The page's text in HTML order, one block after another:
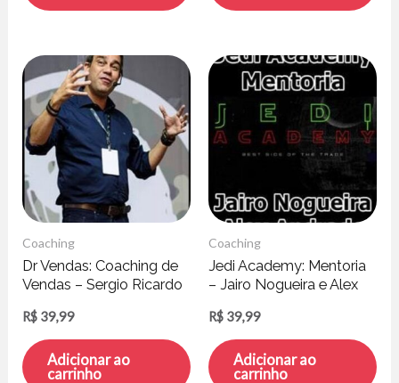
Coaching
Dr Vendas: Coaching de
Vendas – Sergio Ricardo
R$ 39,99
Adicionar ao
carrinho
Coaching
Jedi Academy: Mentoria
– Jairo Nogueira e Alex
R$ 39,99
Adicionar ao
carrinho